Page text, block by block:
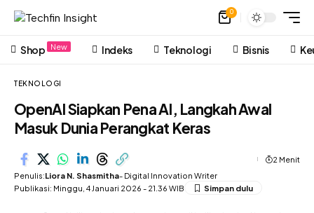
0
Shop New Indeks Teknologi Bisnis
TEKNOLOGI
OpenAI Siapkan Pena AI, Langkah Awal
Masuk Dunia Perangkat Keras
Penulis:Liora N. Shasmitha- Digital Innovation Writer
Publikasi: Minggu, 4 Januari 2026 - 21.36 WIB
2 Menit